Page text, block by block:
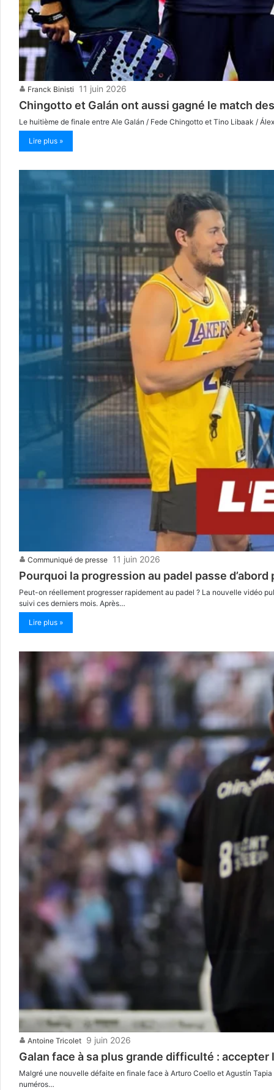
Franck Binisti 11 juin 2026
Chingotto et Galán ont aussi gagné le match
Le huitième de finale entre Ale Galán / Fede Chingotto et Tino Libaak /
Lire plus »
Communiqué de presse 11 juin 2026
Pourquoi la progression au padel passe
Peut-on réellement progresser rapidement au padel ? La nouvelle vidéo
suivi ces derniers mois. Après…
Lire plus »
Antoine Tricolet 9 juin 2026
Galan face à sa plus grande difficulté :
Malgré une nouvelle défaite en finale face à Arturo Coello et Agustín
numéros…